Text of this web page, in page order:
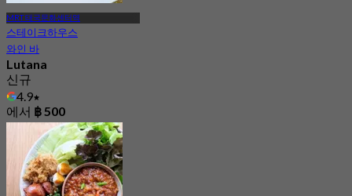
MRT 태국문화센터역
스테이크하우스
와인 바
Lutana
신규
4.9
에서 ฿ 500